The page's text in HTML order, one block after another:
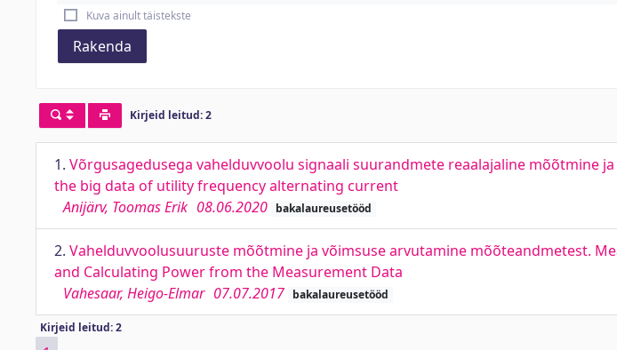
Kuva ainult täistekste
Rakenda
Kirjeid leitud: 2
1. Võrgusagedusega vahelduvvoolu signaali suurandmete reaalajaline mõõtmine
the big data of utility frequency alternating current
Anijärv, Toomas Erik 08.06.2020 bakalaureusetööd
2. Vahelduvvoolusuuruste mõõtmine ja võimsuse arvutamine mõõteandmetest.
and Calculating Power from the Measurement Data
Vahesaar, Heigo-Elmar 07.07.2017 bakalaureusetööd
Kirjeid leitud: 2